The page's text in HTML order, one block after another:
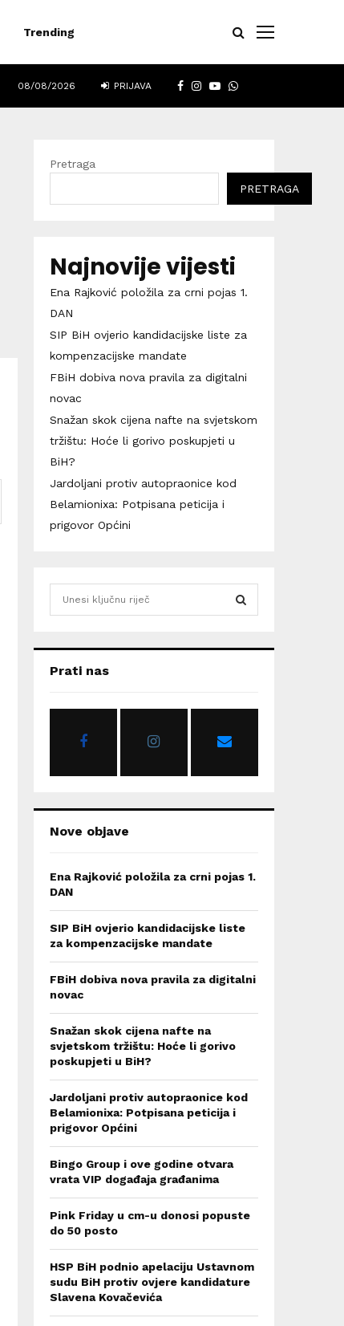
Trending
FACEBOOK
INSTAGRAM
YOUTUBE
WHATSAPP
08/08/2026 PRIJAVA
Pretraga
PRETRAGA
Najnovije vijesti
Ena Rajković položila za crni pojas 1.
DAN
SIP BiH ovjerio kandidacijske liste za
kompenzacijske mandate
FBiH dobiva nova pravila za digitalni
novac
Snažan skok cijena nafte na svjetskom
tržištu: Hoće li gorivo poskupjeti u
BiH?
Jardoljani protiv autopraonice kod
Belamionixa: Potpisana peticija i
prigovor Općini
h
o
Prati nas
Nove objave
Ena Rajković položila za crni pojas 1.
DAN
SIP BiH ovjerio kandidacijske liste
za kompenzacijske mandate
FBiH dobiva nova pravila za digitalni
novac
Snažan skok cijena nafte na
svjetskom tržištu: Hoće li gorivo
poskupjeti u BiH?
Jardoljani protiv autopraonice kod
Belamionixa: Potpisana peticija i
prigovor Općini
Bingo Group i ove godine otvara
vrata VIP događaja građanima
Pink Friday u cm-u donosi popuste
do 50 posto
HSP BiH podnio apelaciju Ustavnom
sudu BiH protiv ovjere kandidature
Slavena Kovačevića